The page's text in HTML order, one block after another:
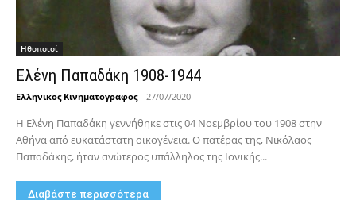
Hθοποιοί
Ελένη Παπαδάκη 1908-1944
Ελληνικος Κινηματογραφος - 27/07/2020
Η Ελένη Παπαδάκη γεννήθηκε στις 04 Νοεμβρίου του 1908 στην
Αθήνα από ευκατάστατη οικογένεια. Ο πατέρας της, Νικόλαος
Παπαδάκης, ήταν ανώτερος υπάλληλος της Ιονικής...
Διαβάστε περισσότερα